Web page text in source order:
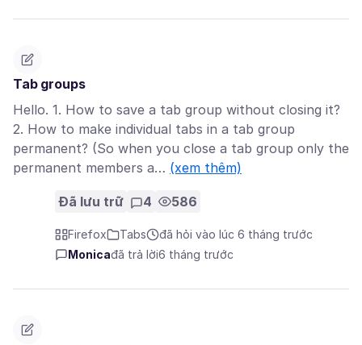
Tab groups
Hello. 1. How to save a tab group without closing it?
2. How to make individual tabs in a tab group
permanent? (So when you close a tab group only the
permanent members a… (xem thêm)
Đã lưu trữ 4 586
Firefox Tabs
đã hỏi vào lúc 6 tháng trước
Monicađã trả lời6 tháng trước